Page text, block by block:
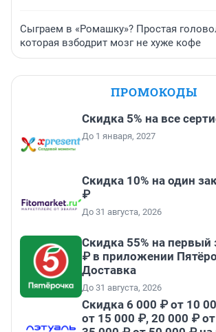
Сыграем в «Ромашку»? Простая
которая взбодрит мозг не хуже кофе
ПРОМОКОДЫ
Скидка 5% на все
До 1 января, 2027
Скидка 10% на один
₽
До 31 августа, 2026
Скидка 55% на первый
₽ в приложении
Доставка
До 31 августа, 2026
Скидка 6 000 ₽ от 10
от 15 000 ₽, 20 000 ₽